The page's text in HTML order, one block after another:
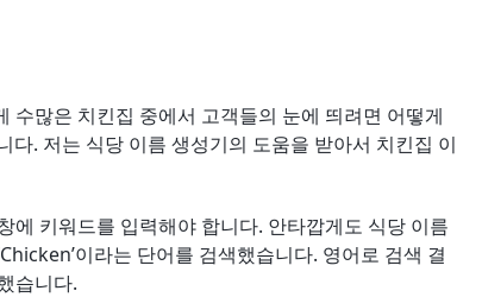
수많은 치킨집 중에서 고객들의 눈에 띄려면 어떻게
. 저는 식당 이름 생성기의 도움을 받아서 치킨집 이
에 키워드를 입력해야 합니다. 안타깝게도 식당 이름
이라는 단어를 검색했습니다. 영어로 검색 결
습니다.